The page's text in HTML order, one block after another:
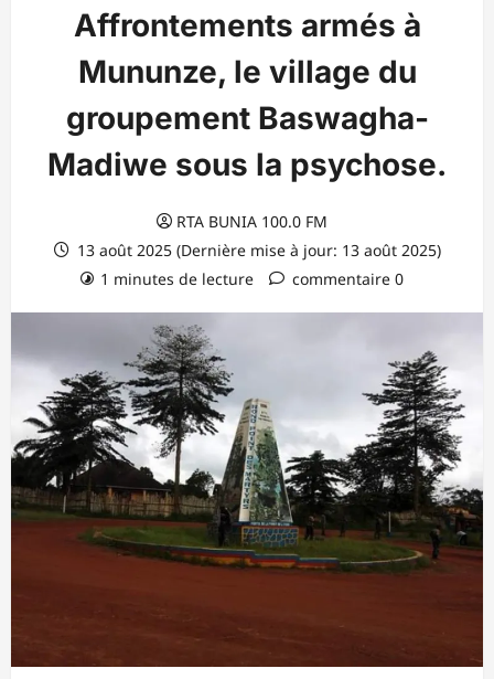
Affrontements armés à
Mununze, le village du
groupement Baswagha-
Madiwe sous la psychose.
RTA BUNIA 100.0 FM
13 août 2025 (Dernière mise à jour: 13 août 2025)
1 minutes de lecture
commentaire 0